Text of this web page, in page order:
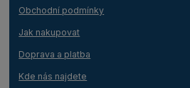
Obchodní podmínky
Jak nakupovat
Doprava a platba
Kde nás najdete